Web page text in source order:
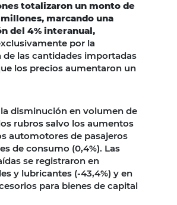
totalizaron un monto de
millones, marcando una
del 4% interanual,
por la
las cantidades importadas
los precios aumentaron un
la disminución en volumen de
rubros salvo los aumentos
automotores de pasajeros
de consumo (0,4%). Las
se registraron en
y lubricantes (-43,4%) y en
para bienes de capital